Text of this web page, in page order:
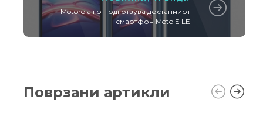
Motorola го подготвува достапниот
смартфон Moto E LE
Поврзани артикли